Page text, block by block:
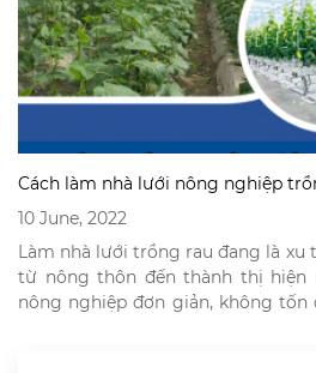
Cách làm nhà lưới nông nghiệp
10 June, 2022
Làm nhà lưới trồng rau đang là xu
từ nông thôn đến thành thị hiện
nông nghiệp đơn giản, không tốn